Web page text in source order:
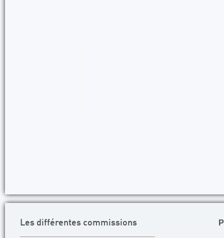
Les différentes commissions